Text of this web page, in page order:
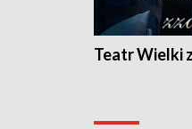
Teatr Wielki